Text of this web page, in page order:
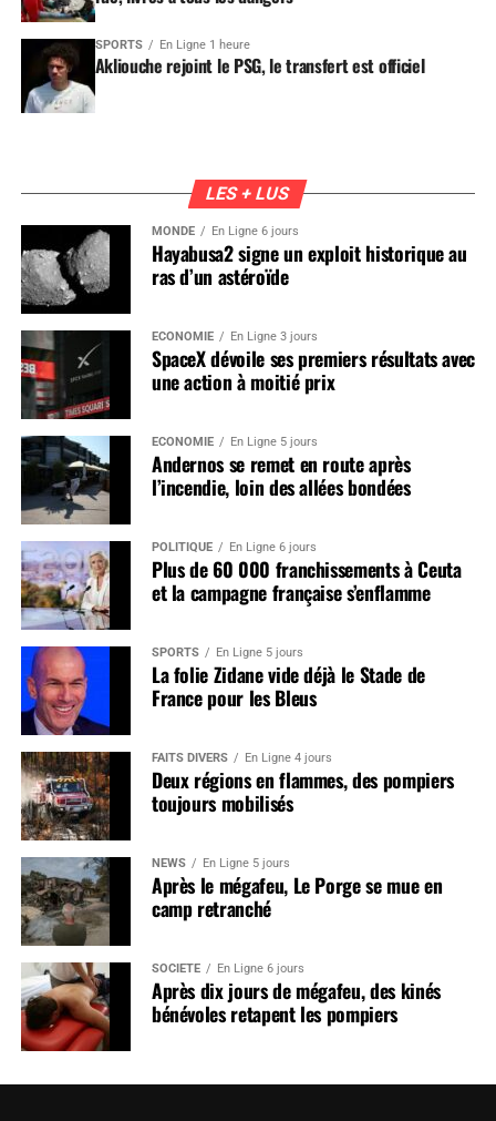
SPORTS En Ligne 1 heure
Akliouche rejoint le PSG, le transfert est officiel
LES + LUS
MONDE En Ligne 6 jours
Hayabusa2 signe un exploit historique au
ras d’un astéroïde
ÉCONOMIE En Ligne 3 jours
SpaceX dévoile ses premiers résultats avec
une action à moitié prix
ÉCONOMIE En Ligne 5 jours
Andernos se remet en route après
l’incendie, loin des allées bondées
POLITIQUE En Ligne 6 jours
Plus de 60 000 franchissements à Ceuta
et la campagne française s’enflamme
SPORTS En Ligne 5 jours
La folie Zidane vide déjà le Stade de
France pour les Bleus
FAITS DIVERS En Ligne 4 jours
Deux régions en flammes, des pompiers
toujours mobilisés
NEWS En Ligne 5 jours
Après le mégafeu, Le Porge se mue en
camp retranché
SOCIÉTÉ En Ligne 6 jours
Après dix jours de mégafeu, des kinés
bénévoles retapent les pompiers